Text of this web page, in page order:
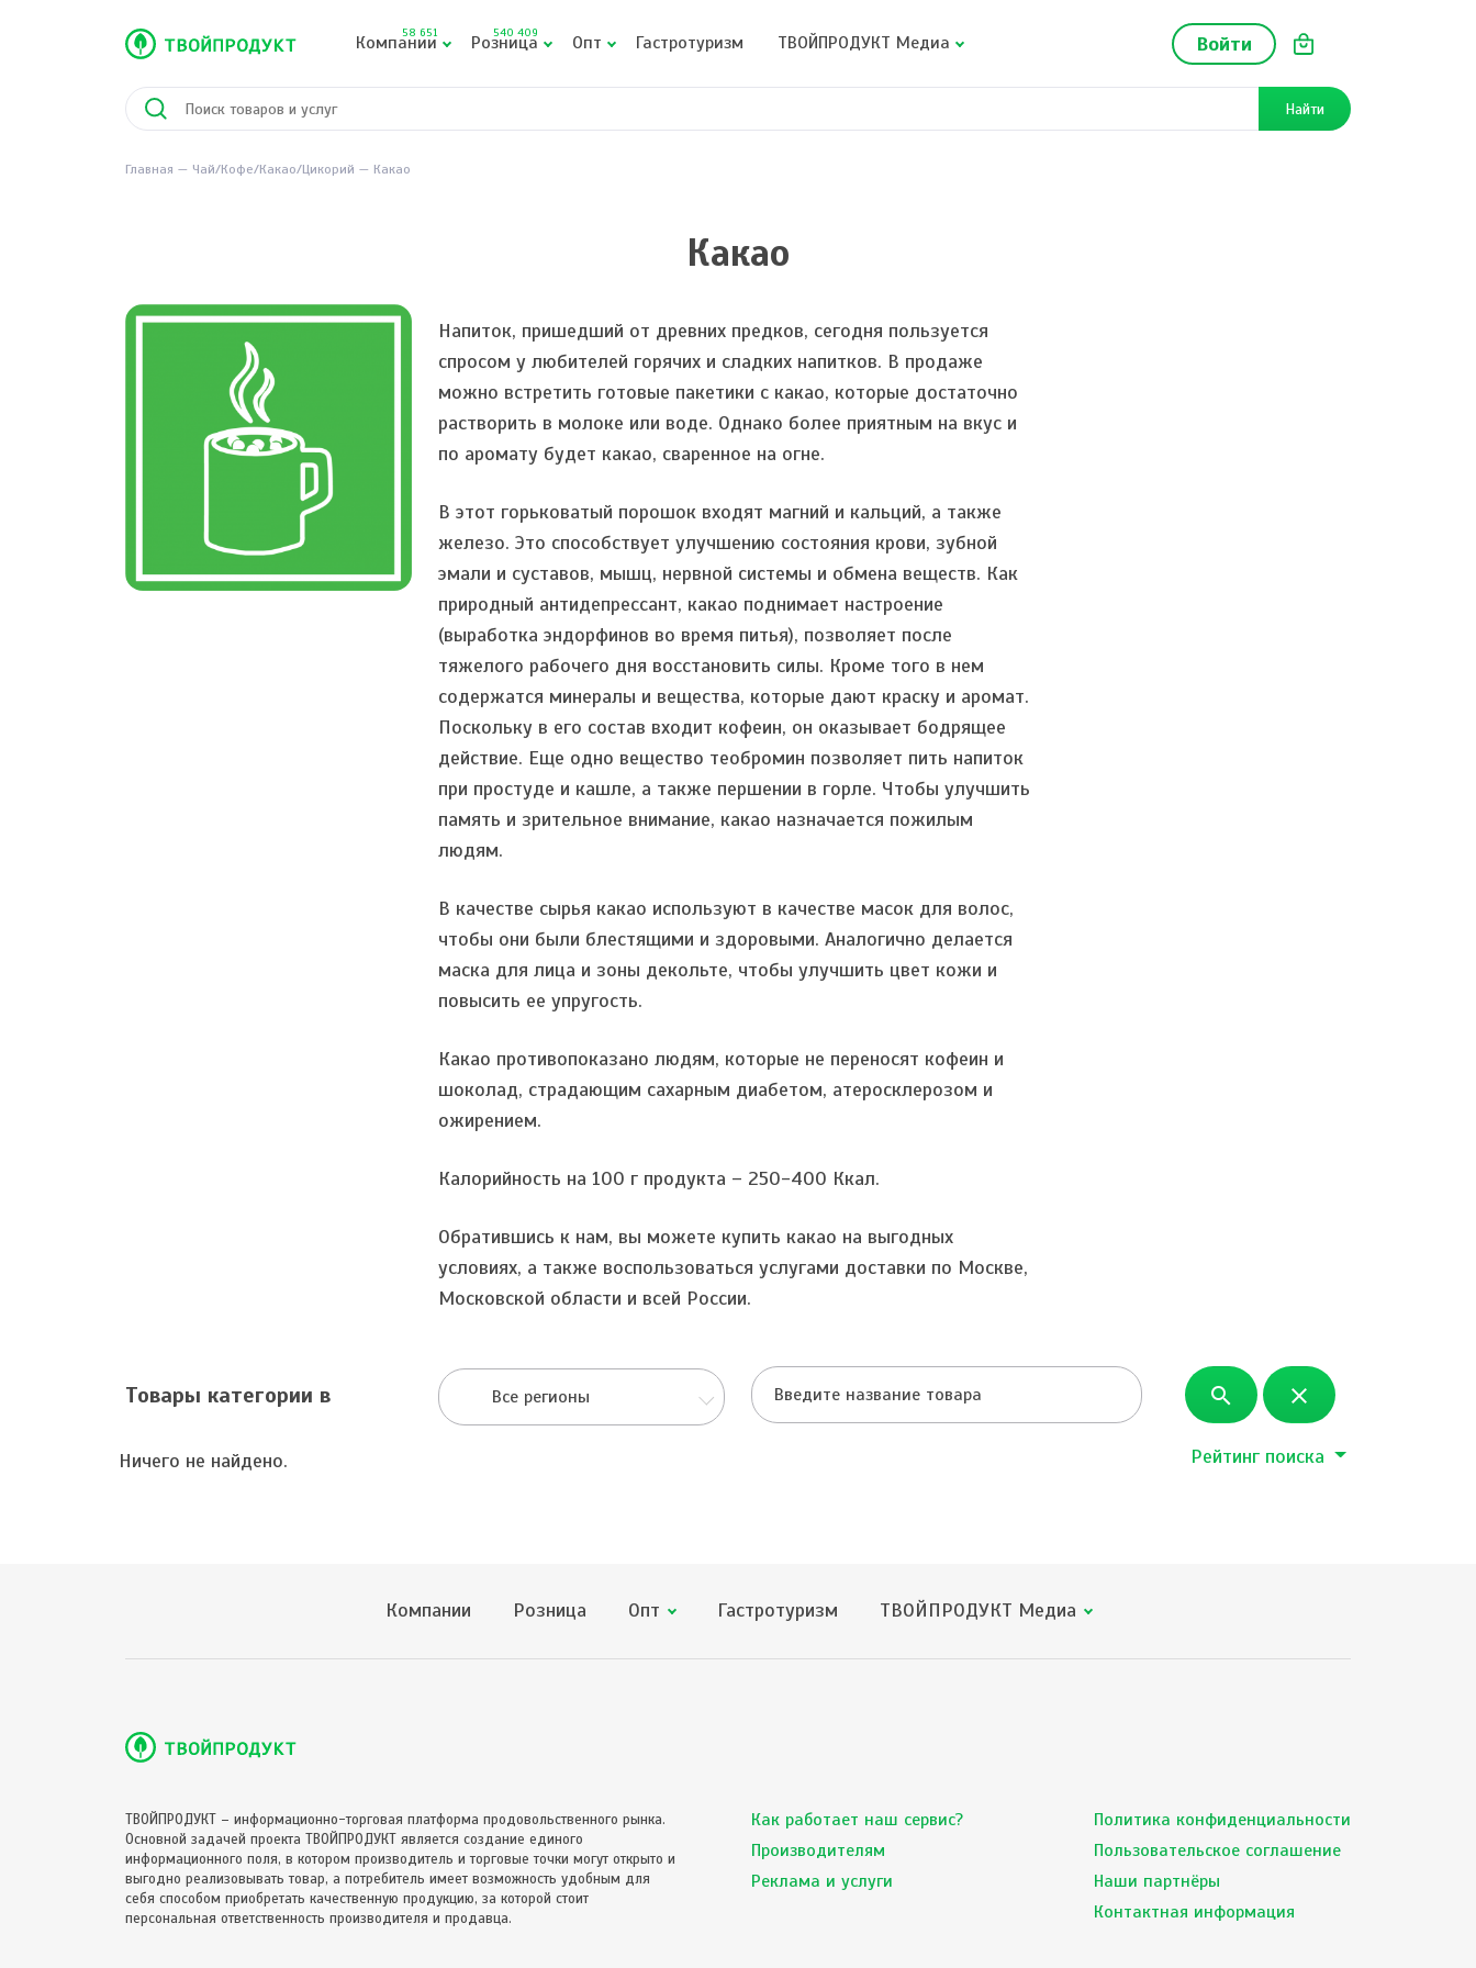
Войти
Компании
58 651 Розница
540 409 Опт Гастротуризм ТВОЙПРОДУКТ Медиа
Найти
Главная Чай/Кофе/Какао/Цикорий Какао
Какао
Напиток, пришедший от древних предков, сегодня пользуется
спросом у любителей горячих и сладких напитков. В продаже
можно встретить готовые пакетики с какао, которые достаточно
растворить в молоке или воде. Однако более приятным на вкус и
по аромату будет какао, сваренное на огне.
В этот горьковатый порошок входят магний и кальций, а также
железо. Это способствует улучшению состояния крови, зубной
эмали и суставов, мышц, нервной системы и обмена веществ. Как
природный антидепрессант, какао поднимает настроение
(выработка эндорфинов во время питья), позволяет после
тяжелого рабочего дня восстановить силы. Кроме того в нем
содержатся минералы и вещества, которые дают краску и аромат.
Поскольку в его состав входит кофеин, он оказывает бодрящее
действие. Еще одно вещество теобромин позволяет пить напиток
при простуде и кашле, а также першении в горле. Чтобы улучшить
память и зрительное внимание, какао назначается пожилым
людям.
В качестве сырья какао используют в качестве масок для волос,
чтобы они были блестящими и здоровыми. Аналогично делается
маска для лица и зоны декольте, чтобы улучшить цвет кожи и
повысить ее упругость.
Какао противопоказано людям, которые не переносят кофеин и
шоколад, страдающим сахарным диабетом, атеросклерозом и
ожирением.
Калорийность на 100 г продукта – 250-400 Ккал.
Обратившись к нам, вы можете купить какао на выгодных
условиях, а также воспользоваться услугами доставки по Москве,
Московской области и всей России.
Товары категории в Все регионы search close
Рейтинг поиска
Ничего не найдено.
Компании Розница Опт Гастротуризм ТВОЙПРОДУКТ Медиа
ТВОЙПРОДУКТ – информационно-торговая платформа продовольственного рынка.
Основной задачей проекта ТВОЙПРОДУКТ является создание единого
информационного поля, в котором производитель и торговые точки могут открыто и
выгодно реализовывать товар, а потребитель имеет возможность удобным для
себя способом приобретать качественную продукцию, за которой стоит
персональная ответственность производителя и продавца.
Как работает наш сервис?
Производителям
Реклама и услуги
Политика конфиденциальности
Пользовательское соглашение
Наши партнёры
Контактная информация